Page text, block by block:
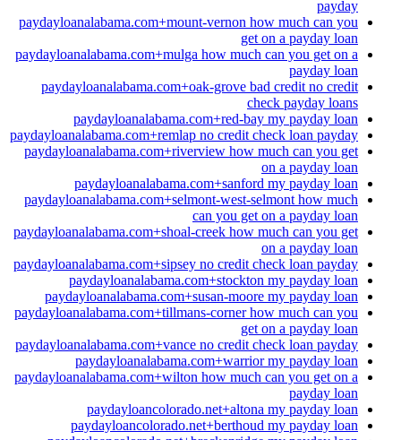
payday
paydayloanalabama.com+mount-vernon how much can you
get on a payday loan
paydayloanalabama.com+mulga how much can you get on a
payday loan
paydayloanalabama.com+oak-grove bad credit no credit
check payday loans
paydayloanalabama.com+red-bay my payday loan
paydayloanalabama.com+remlap no credit check loan payday
paydayloanalabama.com+riverview how much can you get
on a payday loan
paydayloanalabama.com+sanford my payday loan
paydayloanalabama.com+selmont-west-selmont how much
can you get on a payday loan
paydayloanalabama.com+shoal-creek how much can you get
on a payday loan
paydayloanalabama.com+sipsey no credit check loan payday
paydayloanalabama.com+stockton my payday loan
paydayloanalabama.com+susan-moore my payday loan
paydayloanalabama.com+tillmans-corner how much can you
get on a payday loan
paydayloanalabama.com+vance no credit check loan payday
paydayloanalabama.com+warrior my payday loan
paydayloanalabama.com+wilton how much can you get on a
payday loan
paydayloancolorado.net+altona my payday loan
paydayloancolorado.net+berthoud my payday loan